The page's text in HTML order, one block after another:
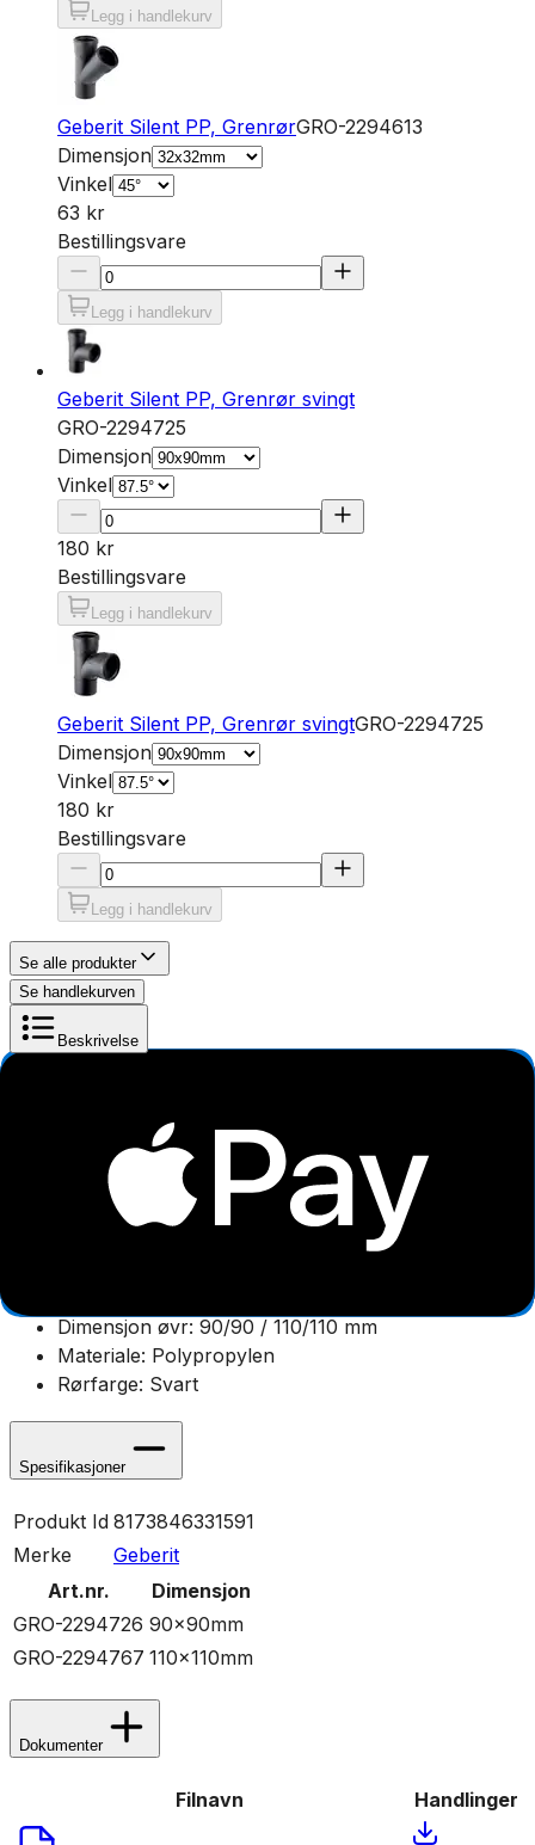
Legg i handlekurv
Geberit Silent PP, GrenrørGRO-2294613
Dimensjon
Vinkel
63 kr
Bestillingsvare
Legg i handlekurv
Geberit Silent PP, Grenrør svingt
GRO-2294725
Dimensjon
Vinkel
180 kr
Bestillingsvare
Legg i handlekurv
Geberit Silent PP, Grenrør svingtGRO-2294725
Dimensjon
Vinkel
180 kr
Bestillingsvare
Legg i handlekurv
Se alle produkter
Se handlekurven
Beskrivelse
Geberit Silent PP parallelgren
Til bygninger med store krav til lyd demping.
Dimensjon øvr: 90/90 / 110/110 mm
Materiale: Polypropylen
Rørfarge: Svart
Spesifikasjoner
Produkt Id 8173846331591
Merke
Geberit
Art.nr.
Dimensjon
GRO-2294726 90x90mm
GRO-2294767 110x110mm
Dokumenter
Filnavn Handlinger